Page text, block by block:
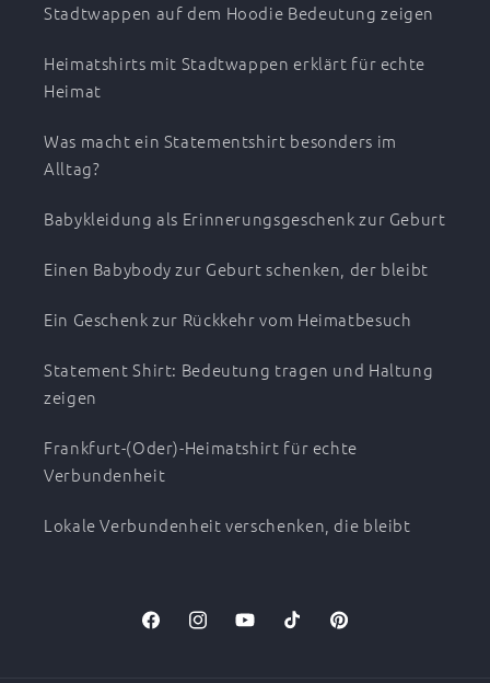
Stadtwappen auf dem Hoodie Bedeutung zeigen
Heimatshirts mit Stadtwappen erklärt für echte
Heimat
Was macht ein Statementshirt besonders im
Alltag?
Babykleidung als Erinnerungsgeschenk zur Geburt
Einen Babybody zur Geburt schenken, der bleibt
Ein Geschenk zur Rückkehr vom Heimatbesuch
Statement Shirt: Bedeutung tragen und Haltung
zeigen
Frankfurt-(Oder)-Heimatshirt für echte
Verbundenheit
Lokale Verbundenheit verschenken, die bleibt
FacebookInstagramYouTubeTikTok Pinterest